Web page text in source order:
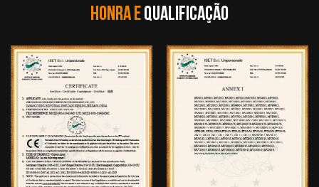
HONRA EQUALIFICAÇÃO